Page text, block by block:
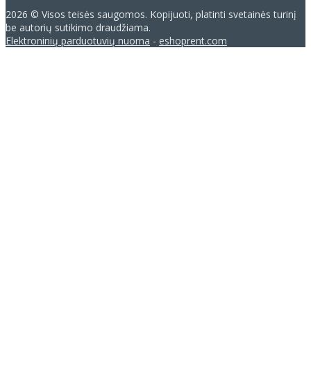
2026 © Visos teisės saugomos. Kopijuoti, platinti svetainės turinį
be autorių sutikimo draudžiama.
Elektroninių parduotuvių nuoma - eshoprent.com